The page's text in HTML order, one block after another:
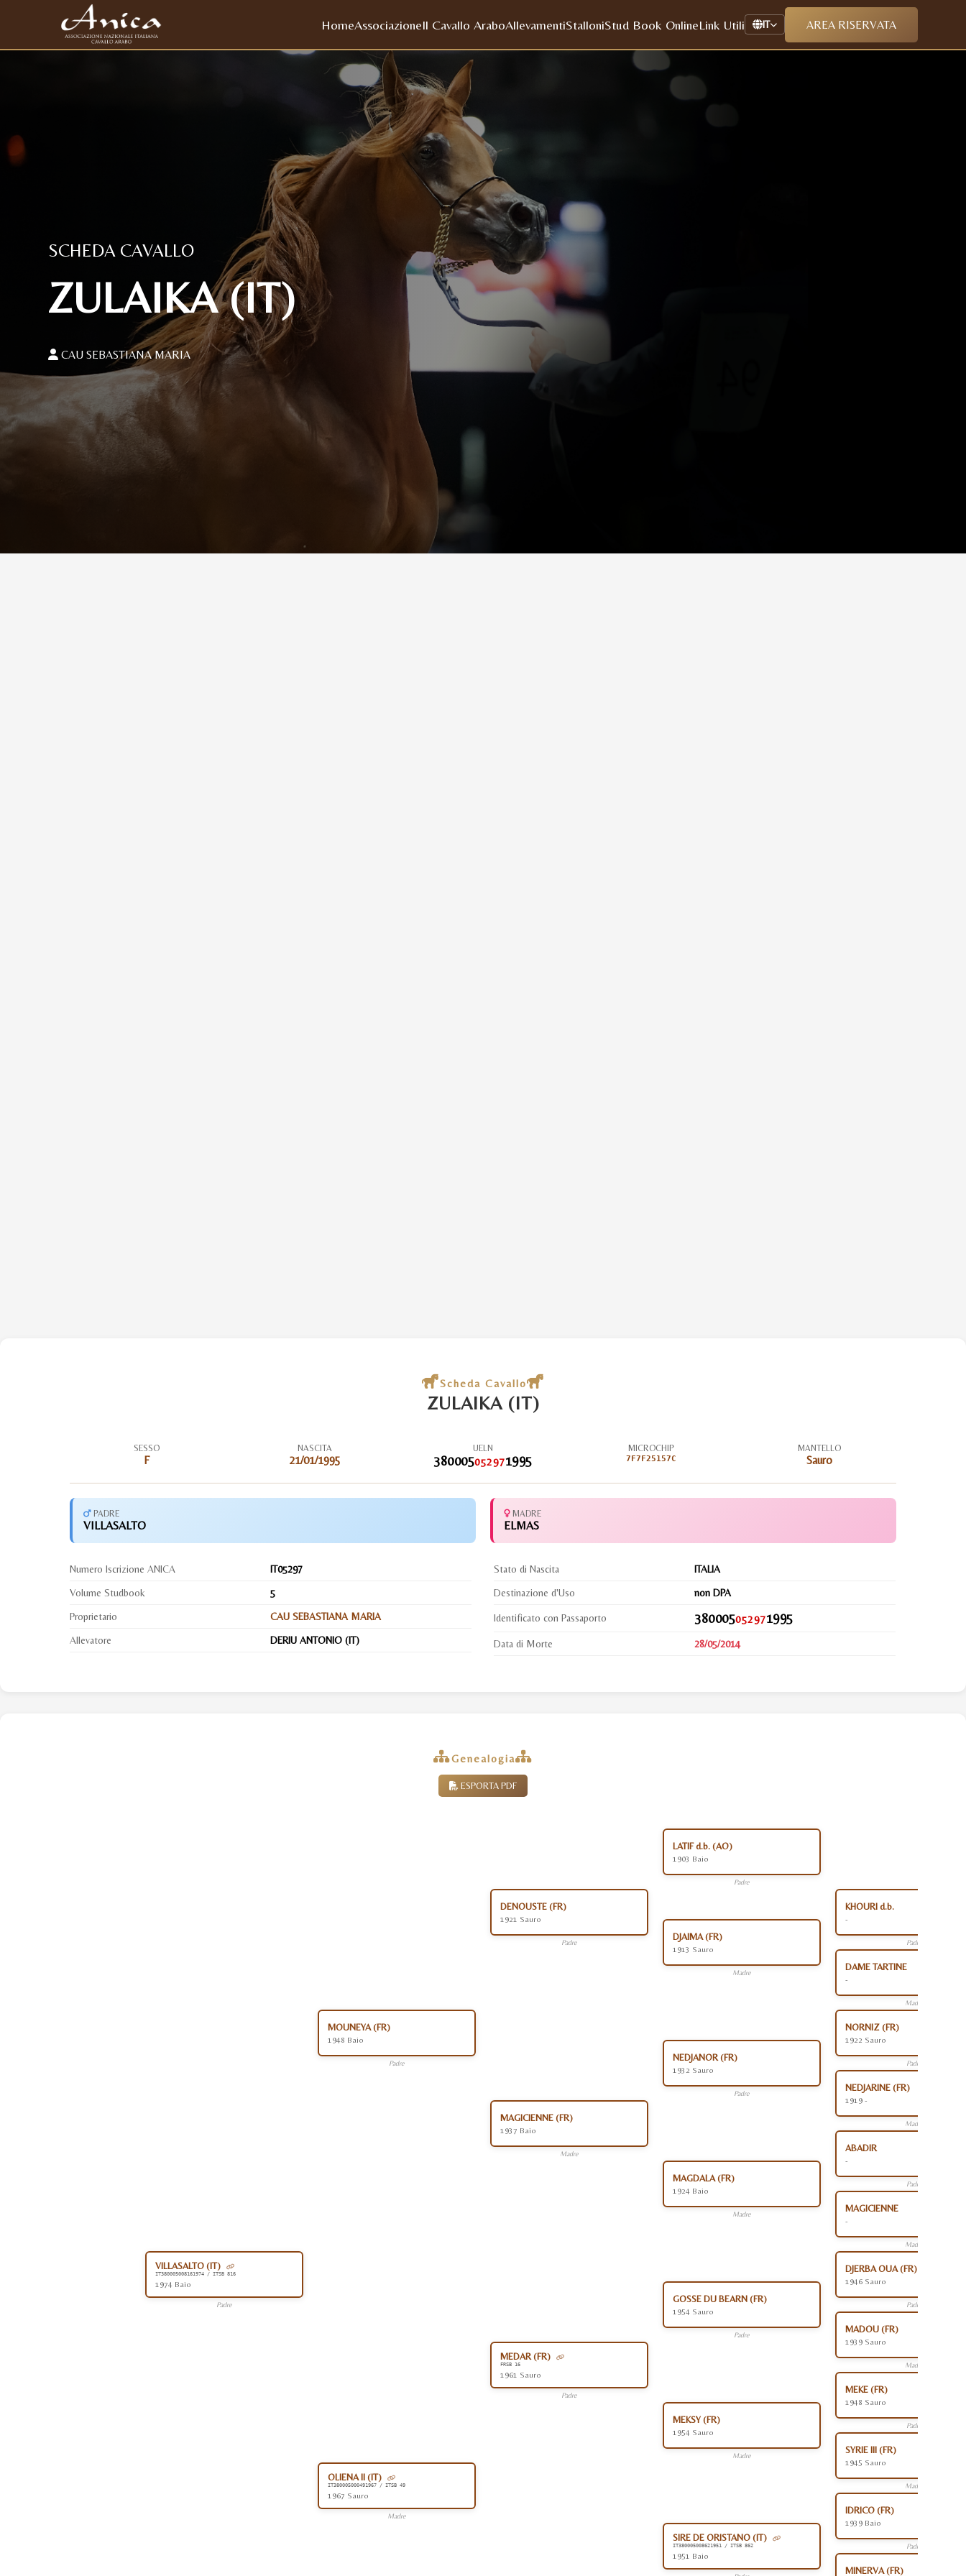
HomeAssociazioneIl Cavallo AraboAllevamentiStalloniStud Book OnlineLink Utili IT AREA RISERVATA
SCHEDA CAVALLO
ZULAIKA (IT)
CAU SEBASTIANA MARIA
Scheda Cavallo
ZULAIKA (IT)
SESSO
F
NASCITA
21/01/1995
UELN
380005052971995
MICROCHIP
7F7F25157C
MANTELLO
Sauro
PADRE
VILLASALTO
MADRE
ELMAS
Numero Iscrizione ANICA IT05297
Volume Studbook 5
Proprietario CAU SEBASTIANA MARIA
Allevatore DERIU ANTONIO (IT)
Stato di Nascita ITALIA
Destinazione d'Uso non DPA
Identificato con Passaporto 380005052971995
Data di Morte 28/05/2014
Genealogia
ESPORTA PDF
VILLASALTO (IT)
IT380005008161974 / ITSB 816
1974 Baio
Padre
MOUNEYA (FR)
1948 Baio
Padre
DENOUSTE (FR)
1921 Sauro
Padre
LATIF d.b. (AO)
1903 Baio
Padre
DJAIMA (FR)
1913 Sauro
Madre
KHOURI d.b.
-
Padre
DAME TARTINE
-
Madre
MAGICIENNE (FR)
1937 Baio
Madre
NEDJANOR (FR)
1932 Sauro
Padre
NORNIZ (FR)
1922 Sauro
Padre
NEDJARINE (FR)
1919 -
Madre
MAGDALA (FR)
1924 Baio
Madre
ABADIR
-
Padre
MAGICIENNE
-
Madre
OLIENA II (IT)
IT380005000491967 / ITSB 49
1967 Sauro
Madre
MEDAR (FR)
FRSB 16
1961 Sauro
Padre
GOSSE DU BEARN (FR)
1954 Sauro
Padre
DJERBA OUA (FR)
1946 Sauro
Padre
MADOU (FR)
1939 Sauro
Madre
MEKSY (FR)
1954 Sauro
Madre
MEKE (FR)
1948 Sauro
Padre
SYRIE III (FR)
1945 Sauro
Madre
SIRE DE ORISTANO (IT)
IT380005008621951 / ITSB 862
1951 Baio
IDRICO (FR)
1939 Baio
Padre
MINERVA (FR)